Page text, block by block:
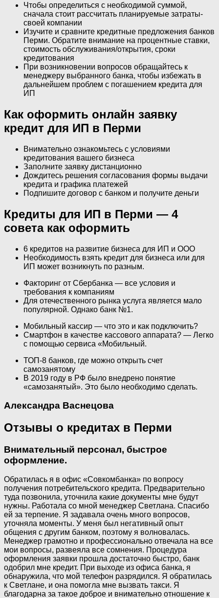
Чтобы определиться с необходимой суммой,
сначала стоит рассчитать планируемые затраты­
своей компании
Изучите и сравните кредитные предложения банков
Перми. Обратите внимание на процентные ставки,
стоимость обслуживания/открытия, сроки
кредитования
При возникновении вопросов обращайтесь к
менеджеру выбранного банка, чтобы избежать в
дальнейшем проблем с погашением кредита для
ИП
Как оформить онлайн заявку
кредит для ИП в Перми
Внимательно ознакомьтесь с условиями
кредитования вашего бизнеса
Заполните заявку дистанционно
Дождитесь решения согласования формы выдачи
кредита и графика платежей
Подпишите договор с банком и получите деньги
Кредиты для ИП в Перми — 4
совета как оформить
6 кредитов на развитие бизнеса для ИП и ООО
Необходимость взять кредит для бизнеса или для
ИП может возникнуть по разным.
Факторинг от Сбербанка — все условия и
требования к компаниям
Для отечественного рынка услуга является мало
популярной. Однако банк №1.
Мобильный кассир — что это и как подключить?
Смартфон в качестве кассового аппарата? — Легко
с помощью сервиса «Мобильный.
ТОП-8 банков, где можно открыть счет
самозанятому
В 2019 году в РФ было внедрено понятие
«самозанятый». Это было необходимо сделать.
Александра Васнецова
Отзывы о кредитах в Перми
Внимательный персонал, быстрое
оформление.
Обратилась я в офис «Совкомбанка» по вопросу
получения потребительского кредита. Предварительно
туда позвонила, уточнила какие документы мне будут
нужны. Работала со мной менеджер Светлана. Спасибо
ей за терпение. Я задавала очень много вопросов,
уточняла моменты. У меня был негативный опыт
общения с другим банком, поэтому я волновалась.
Менеджер грамотно и профессионально отвечала на все
мои вопросы, развеяла все сомнения. Процедура
оформления заявки прошла достаточно быстро, банк
одобрил мне кредит. При выходе из офиса банка, я
обнаружила, что мой телефон разрядился. Я обратилась
к Светлане, и она помогла мне вызвать такси. Я
благодарна за такое доброе и внимательно отношение к